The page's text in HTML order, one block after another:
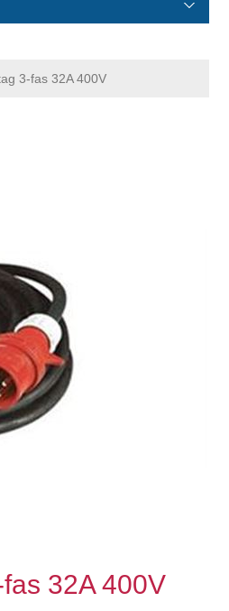
3-fas 32A 400V
32A 400V